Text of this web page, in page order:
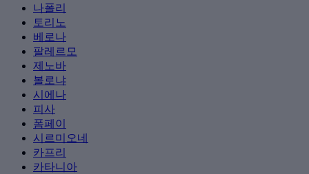
나폴리
토리노
베로나
팔레르모
제노바
볼로냐
시에나
피사
폼페이
시르미오네
카프리
카타니아